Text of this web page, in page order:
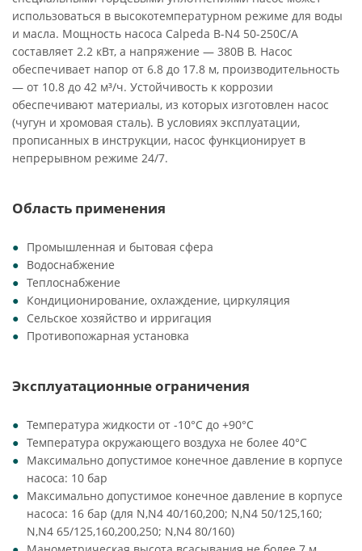
использоваться в высокотемпературном режиме для воды
и масла. Мощность насоса Calpeda B-N4 50-250C/A
составляет 2.2 кВт, а напряжение — 380В В. Насос
обеспечивает напор от 6.8 до 17.8 м, производительность
— от 10.8 до 42 м³/ч. Устойчивость к коррозии
обеспечивают материалы, из которых изготовлен насос
(чугун и хромовая сталь). В условиях эксплуатации,
прописанных в инструкции, насос функционирует в
непрерывном режиме 24/7.
Область применения
Промышленная и бытовая сфера
Водоснабжение
Теплоснабжение
Кондиционирование, охлаждение, циркуляция
Сельское хозяйство и ирригация
Противопожарная установка
Эксплуатационные ограничения
Температура жидкости от -10°C до +90°C
Температура окружающего воздуха не более 40°C
Максимально допустимое конечное давление в корпусе
насоса: 10 бар
Максимально допустимое конечное давление в корпусе
насоса: 16 бар (для N,N4 40/160,200; N,N4 50/125,160;
N,N4 65/125,160,200,250; N,N4 80/160)